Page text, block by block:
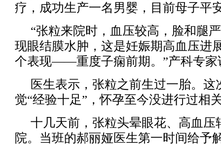
疗，成功生产一名男婴，目前母子平
“张粒来院时，血压较高，脸和腿
现眼结膜水肿，这是妊娠期高血压进
个表现——重度子痫前期。”产科专家
医生表示，张粒之前生过一胎。这
觉“经验十足”，怀孕至今没进行过相
十几天前，张粒头晕眼花、高血压
院。当班的郝丽娅医生第一时间给予